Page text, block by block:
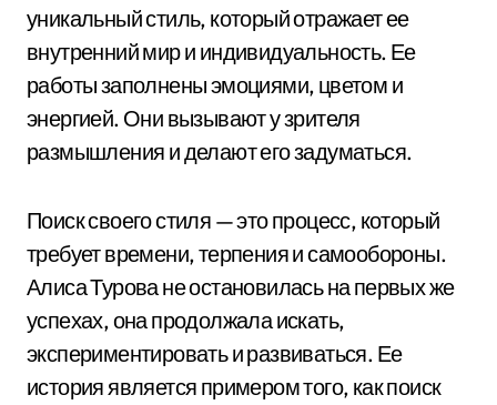
уникальный стиль, который отражает ее
внутренний мир и индивидуальность. Ее
работы заполнены эмоциями, цветом и
энергией. Они вызывают у зрителя
размышления и делают его задуматься.
Поиск своего стиля — это процесс, который
требует времени, терпения и самообороны.
Алиса Турова не остановилась на первых же
успехах, она продолжала искать,
экспериментировать и развиваться. Ее
история является примером того, как поиск